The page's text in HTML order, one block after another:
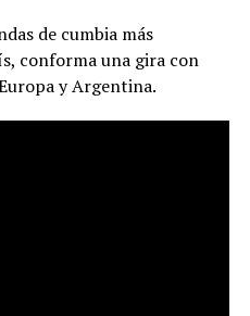
de cumbia más
conforma una gira con
y Argentina.